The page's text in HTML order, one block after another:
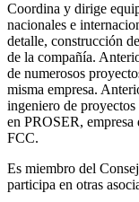
Coordina y dirige
nacionales e
detalle, construcción
de la compañía.
de numerosos
misma empresa.
ingeniero de
en PROSER,
FCC.
Es miembro del
participa en otras